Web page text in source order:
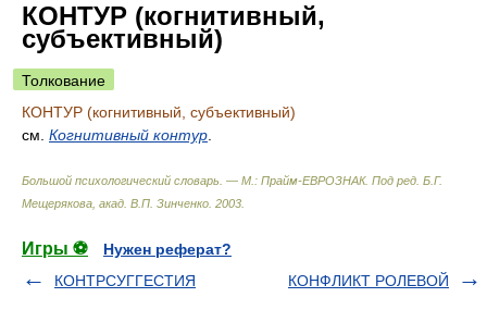
КОНТУР (когнитивный,
субъективный)
Толкование
КОНТУР (когнитивный, субъективный)
см. Когнитивный контур
Большой психологический словарь. — М.: Прайм-ЕВРОЗНАК. Под ред. Б.Г.
Мещерякова, акад. В.П. Зинченко 2003
Игры ⚽
Нужен реферат?
КОНТРСУГГЕСТИЯ
КОНФЛИКТ РОЛЕВОЙ